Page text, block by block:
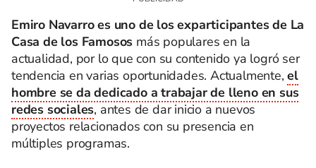
Emiro Navarro es uno de los exparticipantes de La
Casa de los Famosos más populares en la
actualidad, por lo que con su contenido ya logró ser
tendencia en varias oportunidades. Actualmente,el
hombre se da dedicado a trabajar de lleno en sus
redes sociales, antes de dar inicio a nuevos
proyectos relacionados con su presencia en
múltiples programas.